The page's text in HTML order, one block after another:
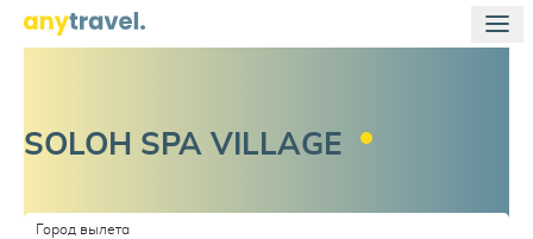
SOLOH SPA VILLAGE
Город вылета